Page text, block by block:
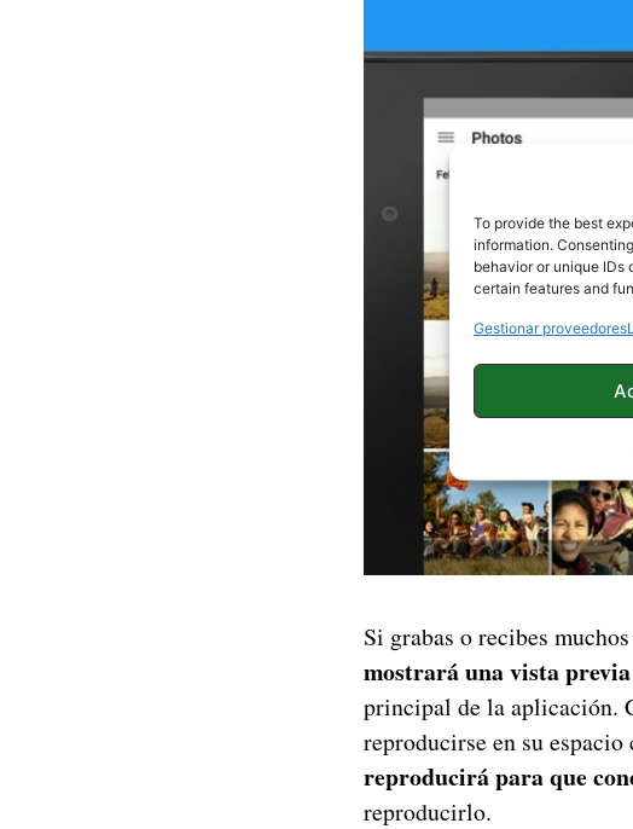
To provide the best
information.
behavior or unique
certain features and
Gestionar proveedores
Si grabas o recibes
mostrará una vista
principal de la aplicación.
reproducirse en su
reproducirá para que
reproducirlo.